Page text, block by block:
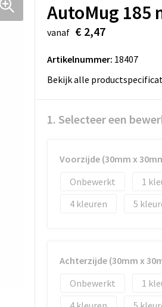
AutoMug 185
vanaf € 2,47
Artikelnummer: 18407
Bekijk alle
1. Selecteer een
Voorzijde (30mm x
Onbewerkt
1
4
5
Achterzijde (30mm x
Onbewerkt
1